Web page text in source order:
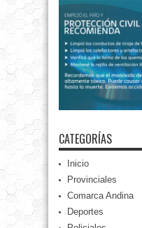
CATEGORÍAS
Inicio
Provinciales
Comarca Andina
Deportes